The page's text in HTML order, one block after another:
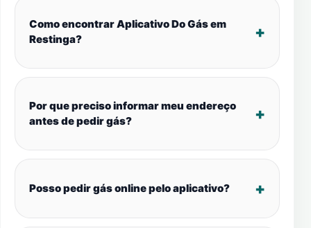
Como encontrar Aplicativo Do Gás em
Restinga?
Por que preciso informar meu endereço
antes de pedir gás?
Posso pedir gás online pelo aplicativo?